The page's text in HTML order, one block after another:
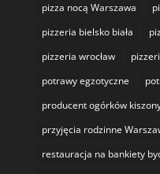
pizza nocą Warszawa
pizzeria bielsko biała
pizzeria wrocław
potrawy egzotyczne
producent ogórków
przyjęcia rodzinne
restauracja na bankiety